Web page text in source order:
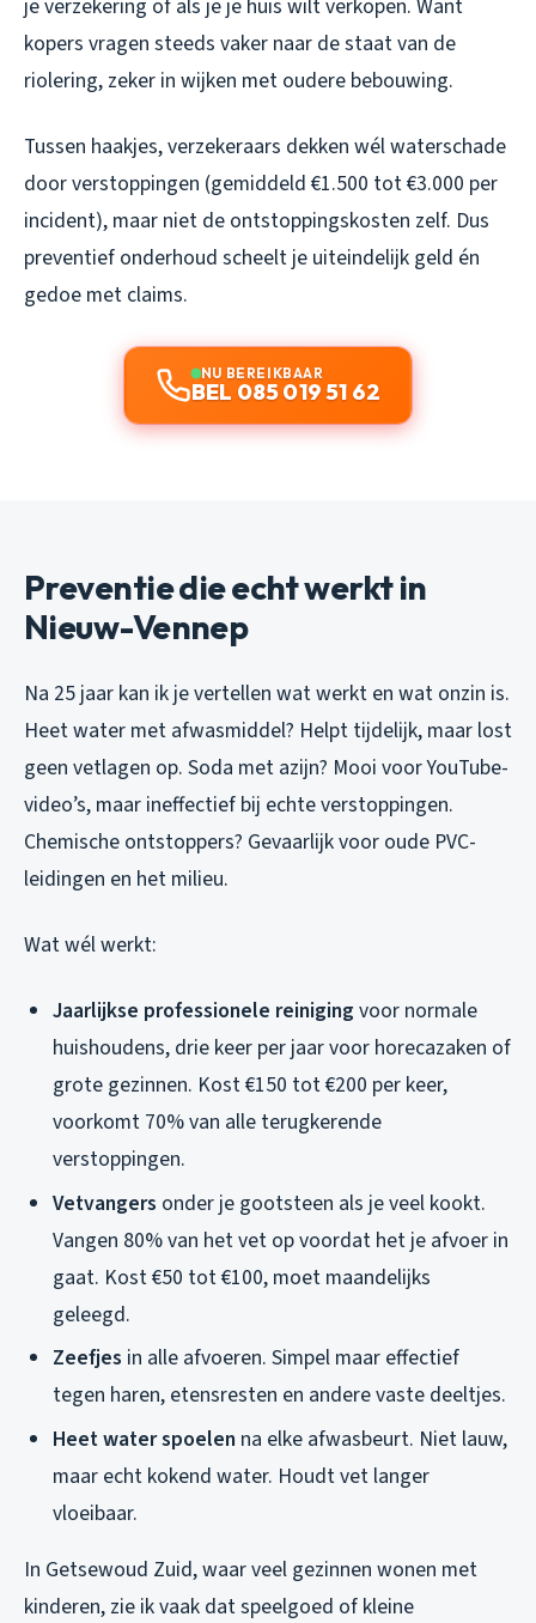
je verzekering of als je je huis wilt verkopen. Want
kopers vragen steeds vaker naar de staat van de
riolering, zeker in wijken met oudere bebouwing.
Tussen haakjes, verzekeraars dekken wél waterschade
door verstoppingen (gemiddeld €1.500 tot €3.000 per
incident), maar niet de ontstoppingskosten zelf. Dus
preventief onderhoud scheelt je uiteindelijk geld én
gedoe met claims.
NU BEREIKBAAR
BEL 085 019 51 62
Preventie die echt werkt in
Nieuw-Vennep
Na 25 jaar kan ik je vertellen wat werkt en wat onzin is.
Heet water met afwasmiddel? Helpt tijdelijk, maar lost
geen vetlagen op. Soda met azijn? Mooi voor YouTube-
video’s, maar ineffectief bij echte verstoppingen.
Chemische ontstoppers? Gevaarlijk voor oude PVC-
leidingen en het milieu.
Wat wél werkt:
Jaarlijkse professionele reiniging voor normale
huishoudens, drie keer per jaar voor horecazaken of
grote gezinnen. Kost €150 tot €200 per keer,
voorkomt 70% van alle terugkerende
verstoppingen.
Vetvangers onder je gootsteen als je veel kookt.
Vangen 80% van het vet op voordat het je afvoer in
gaat. Kost €50 tot €100, moet maandelijks
geleegd.
Zeefjes in alle afvoeren. Simpel maar effectief
tegen haren, etensresten en andere vaste deeltjes.
Heet water spoelen na elke afwasbeurt. Niet lauw,
maar echt kokend water. Houdt vet langer
vloeibaar.
In Getsewoud Zuid, waar veel gezinnen wonen met
kinderen, zie ik vaak dat speelgoed of kleine